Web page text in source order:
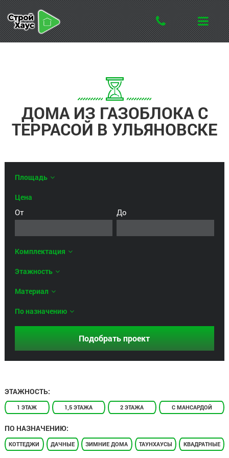
ДОМА ИЗ ГАЗОБЛОКА С
ТЕРРАСОЙ В УЛЬЯНОВСКЕ
Площадь
Цена
От До
Комплектация
Этажность
Материал
По назначению
ЭТАЖНОСТЬ:
1 ЭТАЖ 1,5 ЭТАЖА 2 ЭТАЖА С МАНСАРДОЙ
ПО НАЗНАЧЕНИЮ:
КОТТЕДЖИ ДАЧНЫЕ ЗИМНИЕ ДОМА ТАУНХАУСЫ КВАДРАТНЫЕ